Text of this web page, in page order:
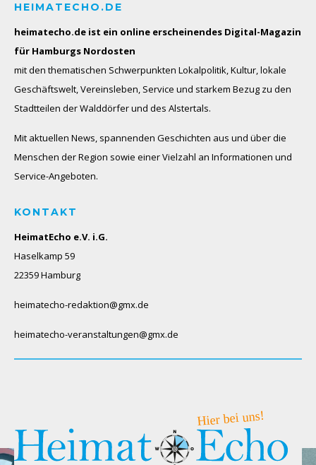
HEIMATECHO.DE
heimatecho.de ist ein online erscheinendes Digital-Magazin
für Hamburgs Nordosten
mit den thematischen Schwerpunkten Lokalpolitik, Kultur, lokale
Geschäftswelt, Vereinsleben, Service und starkem Bezug zu den
Stadtteilen der Walddörfer und des Alstertals.
Mit aktuellen News, spannenden Geschichten aus und über die
Menschen der Region sowie einer Vielzahl an Informationen und
Service-Angeboten.
KONTAKT
HeimatEcho e.V. i.G.
Haselkamp 59
22359 Hamburg
heimatecho-redaktion@gmx.de
heimatecho-veranstaltungen@gmx.de